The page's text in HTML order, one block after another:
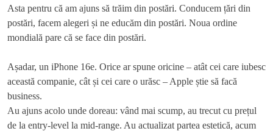
Asta pentru că am ajuns să trăim din postări. Conducem țări din
postări, facem alegeri și ne educăm din postări. Noua ordine
mondială pare că se face din postări.
Așadar, un iPhone 16e. Orice ar spune oricine – atât cei care iubesc
această companie, cât și cei care o urăsc – Apple știe să facă
business.
Au ajuns acolo unde doreau: vând mai scump, au trecut cu prețul
de la entry-level la mid-range. Au actualizat partea estetică, acum